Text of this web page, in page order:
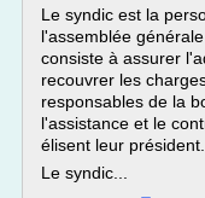
Le syndic est la
l'assemblée
consiste à assurer
recouvrer les
responsables de la
l'assistance et le
élisent leur président.
Le syndic...